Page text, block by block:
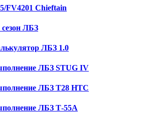
FV4201 Chieftain
ЛБЗ
ЛБЗ 1.0
ЛБЗ STUG IV
ЛБЗ T28 HTC
ЛБЗ Т-55А